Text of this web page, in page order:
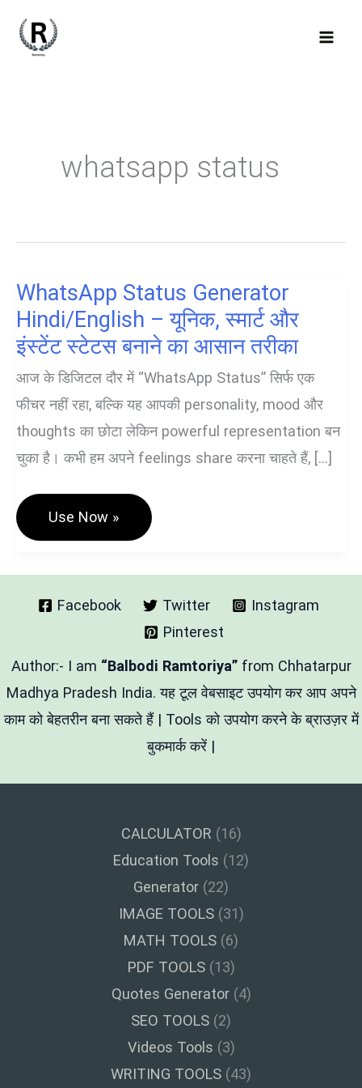
whatsapp status
WhatsApp Status Generator
Hindi/English – यूनिक, स्मार्ट और
इंस्टेंट स्टेटस बनाने का आसान तरीका
आज के डिजिटल दौर में “WhatsApp Status” सिर्फ एक
फीचर नहीं रहा, बल्कि यह आपकी personality, mood और
thoughts का छोटा लेकिन powerful representation बन
चुका है। कभी हम अपने feelings share करना चाहते हैं, […]
WhatsApp
Generator
–
स्मार्ट
और
बनाने
का
आसान
Use Now »
Facebook Twitter
Instagram
Pinterest
Author:- I am “Balbodi Ramtoriya” from Chhatarpur
Madhya Pradesh India. यह टूल वेबसाइट उपयोग कर आप अपने
काम को बेहतरीन बना सकते हैं | Tools को उपयोग करने के ब्राउज़र में
बुकमार्क करें |
CALCULATOR (16)
Education Tools (12)
Generator (22)
IMAGE TOOLS(31)
MATH TOOLS (6)
PDF TOOLS(13)
Quotes Generator(4)
SEO TOOLS (2)
Videos Tools (3)
WRITING TOOLS (43)